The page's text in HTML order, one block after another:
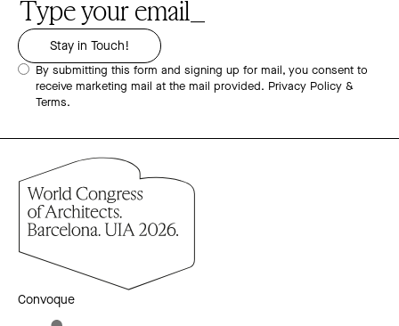
By submitting this form and signing up for mail, you consent to
receive marketing mail at the mail provided. Privacy Policy &
Terms.
Convoque